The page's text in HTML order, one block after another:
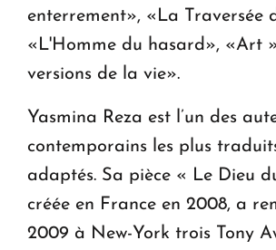
enterrement», «La Traversée
«L'Homme du hasard», «Art
versions de la vie».
Yasmina Reza est l’un des
contemporains les plus
adaptés. Sa pièce « Le Dieu
créée en France en 2008, a
2009 à New-York trois Tony